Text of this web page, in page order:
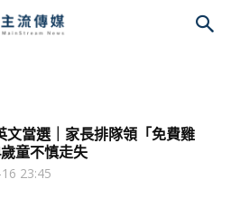
文當選｜家長排隊領「免費雞
童不慎走失
23:45